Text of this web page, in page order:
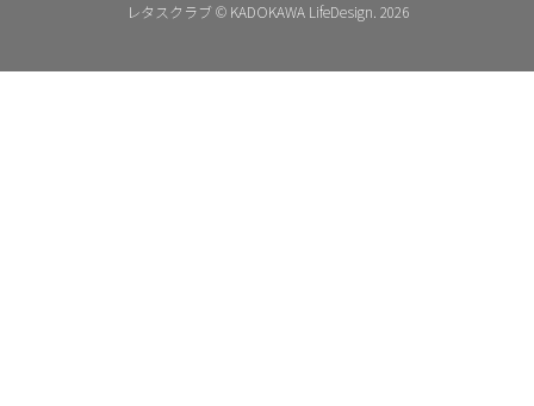
レタスクラブ © KADOKAWA LifeDesign. 2026